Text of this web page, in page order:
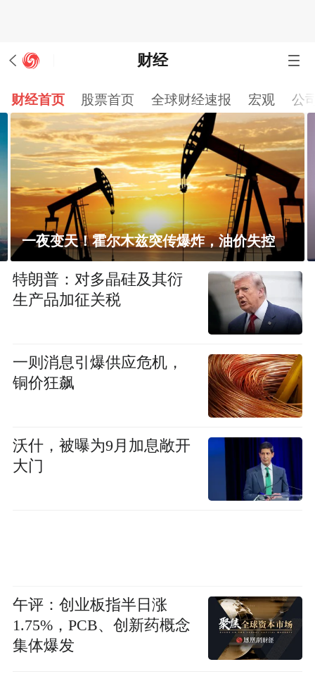
财经
财经首页 股票首页 全球财经速报 宏观 公
一夜变天！霍尔木兹突传爆炸，油价失控
特朗普：对多晶硅及其衍
生产品加征关税
一则消息引爆供应危机，
铜价狂飙
沃什，被曝为9月加息敞开
大门
午评：创业板指半日涨
1.75%，PCB、创新药概念
集体爆发